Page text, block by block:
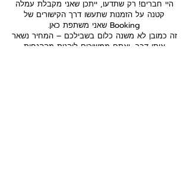
היי חברים! רק שתדעו, ייתכן שאני מקבלת עמלה
קטנה על הזמנות שתעשו דרך הקישורים של
Booking שאני משתפת כאן.
זה כמובן לא משנה כלום בשבילכם – המחיר נשאר
אותו דבר, ואתם ממשיכים ליהנות מההנחות